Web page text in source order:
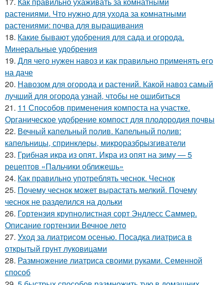
растениями. Что нужно для ухода за комнатными
растениями: почва для выращивания
18. Какие бывают удобрения для сада и огорода.
Минеральные удобрения
19. Для чего нужен навоз и как правильно применять его
на даче
20. Навозом для огорода и растений. Какой навоз самый
лучший для огорода узнай, чтобы не ошибиться
21. 11 Способов применения компоста на участке.
Органическое удобрение компост для плодородия почвы
22. Вечный капельный полив. Капельный полив:
капельницы, спринклеры, микроразбрызгиватели
23. Грибная икра из опят. Икра из опят на зиму — 5
рецептов «Пальчики оближешь»
24. Как правильно употреблять чеснок. Чеснок
25. Почему чеснок может вырастать мелкий. Почему
чеснок не разделился на дольки
26. Гортензия крупнолистная сорт Эндлесс Саммер.
Описание гортензии Вечное лето
27. Уход за лиатрисом осенью. Посадка лиатриса в
открытый грунт луковицами
28. Размножение лиатриса своими руками. Семенной
способ